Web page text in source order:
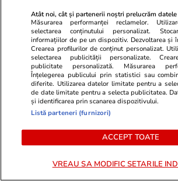
O destinație de vacanță populară
furtuni violente. Turiștii au fost
Atât noi, cât și partenerii noștri prelucrăm
Măsurarea performanței reclamelor.
selectarea conținutului personalizat.
informațiilor de pe un dispozitiv. Dezvoltarea și
Crearea profilurilor de conținut personalizat.
selectarea publicității personalizate.
publicitate personalizată. Măsurarea
Înțelegerea publicului prin statistici sau
diferite. Utilizarea datelor limitate pentru a
de date limitate pentru a selecta publicitatea.
și identificarea prin scanarea dispozitivului.
Listă parteneri (furnizori)
ACCEPT TOATE
VREAU SA MODIFIC SETARILE